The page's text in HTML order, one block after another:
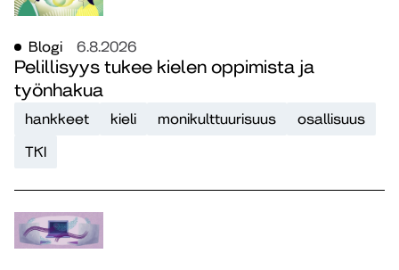
Blogi 6.8.2026
Pelillisyys tukee kielen oppimista ja
työnhakua
hankkeet kieli monikulttuurisuus
osallisuus
TKI